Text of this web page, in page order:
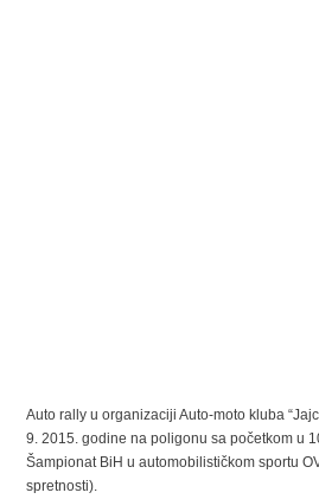
Auto rally u organizaciji Auto-moto kluba
9. 2015. godine na poligonu sa početkom u
Šampionat BiH u automobilističkom sportu
spretnosti).